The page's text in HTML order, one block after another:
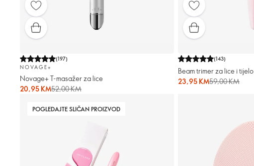
(197)
NOVAGE+
Novage+ T-masažer za lice
20,95 KM52,00 KM
(143)
Beam trimer za lice i tijelo
23,95 KM59,00 KM
POGLEDAJTE SLIČAN PROIZVOD